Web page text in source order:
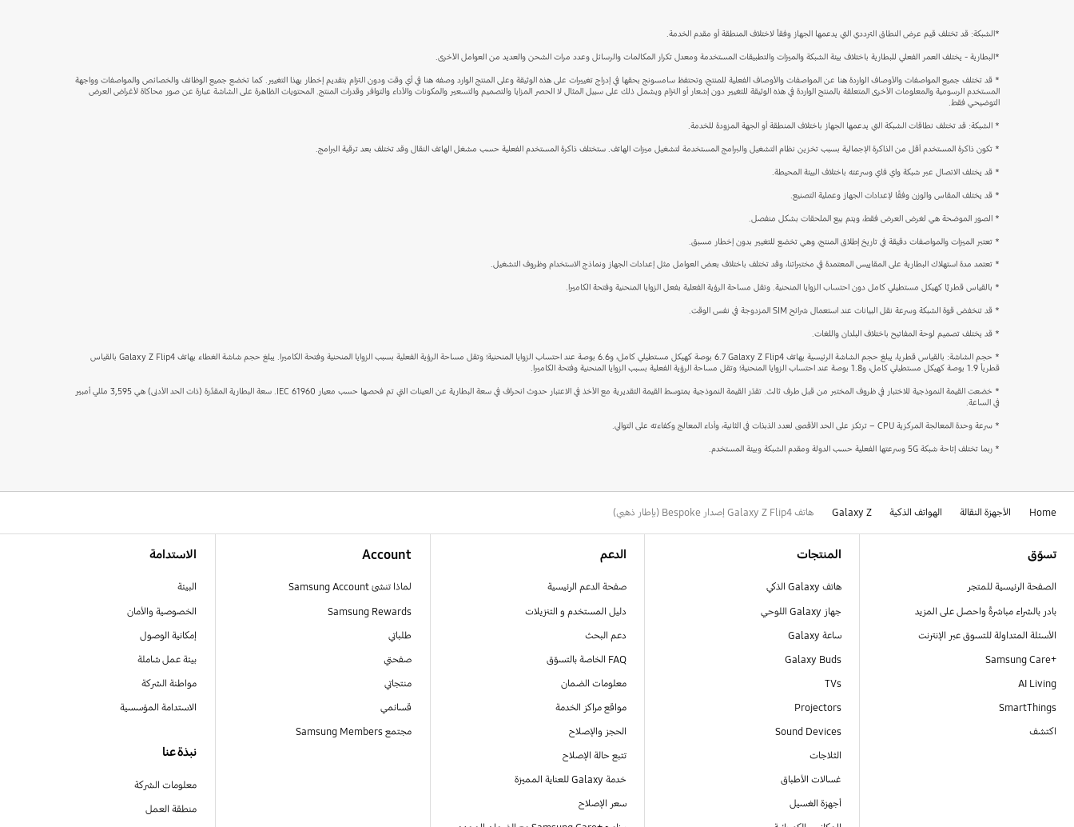
*الشبكة: قد تختلف قيم عرض النطاق الترددي التي يدعمها الجهاز وفقاً لاختلاف المنطقة أو مقدم الخدمة.
*البطارية - يختلف العمر الفعلي للبطارية باختلاف بيئة الشبكة والميزات والتطبيقات المستخدمة ومعدل تكرار المكالمات والرسائل وعدد مرات الشحن والعديد من العوامل الأخرى.
* قد تختلف جميع المواصفات والأوصاف الواردة هنا عن المواصفات والأوصاف الفعلية للمنتج، وتحتفظ سامسونج بحقها في إدراج تغييرات على هذه الوثيقة وعلى المنتج الوارد وصفه هنا في أي وقت ودون التزام بتقديم إخطار بهذا التغيير. كما تخضع جميع الوظائف والخصائص والمواصفات وواجهة
المستخدم الرسومية والمعلومات الأخرى المتعلقة بالمنتج الواردة في هذه الوثيقة للتغيير دون إشعار أو التزام ويشمل ذلك على سبيل المثال لا الحصر المزايا والتصميم والتسعير والمكونات والأداء والتوافر وقدرات المنتج. المحتويات الظاهرة على الشاشة عبارة عن صور محاكاة لأغراض العرض
التوضيحي فقط.
* الشبكة: قد تختلف نطاقات الشبكة التي يدعمها الجهاز باختلاف المنطقة أو الجهة المزودة للخدمة.
* تكون ذاكرة المستخدم أقل من الذاكرة الإجمالية بسبب تخزين نظام التشغيل والبرامج المستخدمة لتشغيل ميزات الهاتف. ستختلف ذاكرة المستخدم الفعلية حسب مشغل الهاتف النقال وقد تختلف بعد ترقية البرامج.
* قد يختلف الاتصال عبر شبكة واي فاي وسرعته باختلاف البيئة المحيطة.
* قد يختلف المقاس والوزن وفقًا لإعدادات الجهاز وعملية التصنيع.
* الصور الموضحة هي لغرض العرض فقط، ويتم بيع الملحقات بشكل منفصل.
* تعتبر الميزات والمواصفات دقيقة في تاريخ إطلاق المنتج، وهي تخضع للتغيير بدون إخطار مسبق.
* تعتمد مدة استهلاك البطارية على المقاييس المعتمدة في مختبراتنا، وقد تختلف باختلاف بعض العوامل مثل إعدادات الجهاز ونماذج الاستخدام وظروف التشغيل.
* بالقياس قطريًّا كهيكل مستطيلي كامل دون احتساب الزوايا المنحنية. وتقل مساحة الرؤية الفعلية بفعل الزوايا المنحنية وفتحة الكاميرا.
* قد تنخفض قوة الشبكة وسرعة نقل البيانات عند استعمال شرائح SIM المزدوجة في نفس الوقت.
* قد يختلف تصميم لوحة المفاتيح باختلاف البلدان واللغات.
* حجم الشاشة: بالقياس قطريا، يبلغ حجم الشاشة الرئيسية بهاتف Galaxy Z Flip4 ‏6.7 بوصة كهيكل مستطيلي كامل، و6.6 بوصة عند احتساب الزوايا المنحنية؛ وتقل مساحة الرؤية الفعلية بسبب الزوايا المنحنية وفتحة الكاميرا. يبلغ حجم شاشة الغطاء بهاتف Galaxy Z Flip4 بالقياس
قطرياً 1.9 بوصة كهيكل مستطيلي كامل، و1.8 بوصة عند احتساب الزوايا المنحنية؛ وتقل مساحة الرؤية الفعلية بسبب الزوايا المنحنية وفتحة الكاميرا.
* خضعت القيمة النموذجية للاختبار في ظروف المختبر من قبل طرف ثالث. تقدّر القيمة النموذجية بمتوسط القيمة التقديرية مع الأخذ في الاعتبار حدوث انحراف في سعة البطارية عن العينات التي تم فحصها حسب معيار IEC 61960. سعة البطارية المقدَّرة (ذات الحد الأدنى) هي 3,595 مللي أمبير
في الساعة.
* سرعة وحدة المعالجة المركزية CPU – ترتكز على الحد الأقصى لعدد الذبذات في الثانية، وأداء المعالج وكفاءته على التوالي.
* ربما تختلف إتاحة شبكة 5G وسرعتها الفعلية حسب الدولة ومقدم الشبكة وبيئة المستخدم.
Home الأجهزة النقالة الهواتف الذكية Galaxy Z هاتف Galaxy Z Flip4 إصدار Bespoke (بإطار ذهبي)
تسوّق
الصفحة الرئيسية للمتجر
بادر بالشراء مباشرةً واحصل على المزيد
الأسئلة المتداولة للتسوق عبر الإنترنت
+Samsung Care
AI Living
SmartThings
اكتشف
المنتجات
هاتف Galaxy الذكي
جهاز Galaxy اللوحي
ساعة Galaxy
Galaxy Buds
TVs
Projectors
Sound Devices
الثلاجات
غسالات الأطباق
أجهزة الغسيل
الدعم
صفحة الدعم الرئيسية
دليل المستخدم و التنزيلات
دعم البحث
FAQ الخاصة بالتسوّق
معلومات الضمان
مواقع مراكز الخدمة
الحجز والإصلاح
تتبع حالة الإصلاح
خدمة Galaxy للعناية المميزة
سعر الإصلاح
Account
لماذا تنشئ Samsung Account
Samsung Rewards
طلباتي
صفحتي
منتجاتي
قسائمي
مجتمع Samsung Members
الاستدامة
البيئة
الخصوصية والأمان
إمكانية الوصول
بيئة عمل شاملة
مواطنة الشركة
الاستدامة المؤسسية
نبذة عنا
معلومات الشركة
منطقة العمل